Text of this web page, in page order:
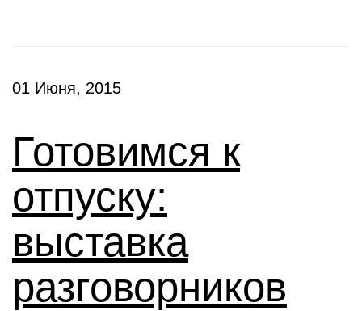
01 Июня, 2015
Готовимся к
отпуску:
выставка
разговорников